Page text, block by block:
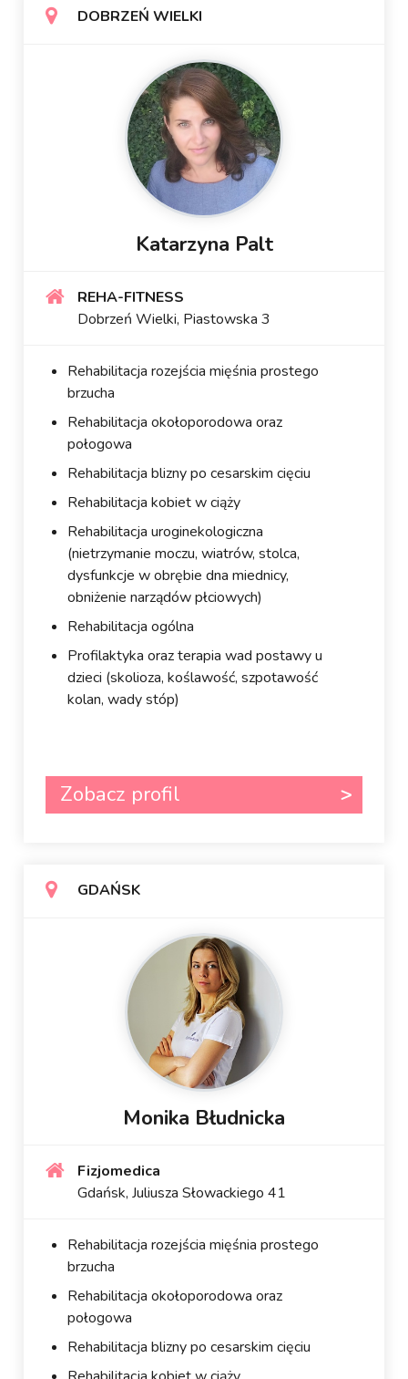
DOBRZEŃ WIELKI
Katarzyna Palt
REHA-FITNESS
Dobrzeń Wielki, Piastowska 3
Rehabilitacja rozejścia mięśnia prostego
brzucha
Rehabilitacja okołoporodowa oraz
połogowa
Rehabilitacja blizny po cesarskim cięciu
Rehabilitacja kobiet w ciąży
Rehabilitacja uroginekologiczna
(nietrzymanie moczu, wiatrów, stolca,
dysfunkcje w obrębie dna miednicy,
obniżenie narządów płciowych)
Rehabilitacja ogólna
Profilaktyka oraz terapia wad postawy u
dzieci (skolioza, koślawość, szpotawość
kolan, wady stóp)
Zobacz profil
GDAŃSK
Monika Błudnicka
Fizjomedica
Gdańsk, Juliusza Słowackiego 41
Rehabilitacja rozejścia mięśnia prostego
brzucha
Rehabilitacja okołoporodowa oraz
połogowa
Rehabilitacja blizny po cesarskim cięciu